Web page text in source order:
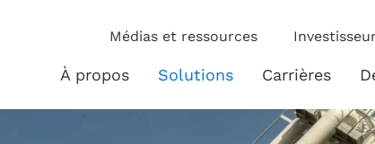
Médias et ressources
À propos Solutions Solutions
Carrières